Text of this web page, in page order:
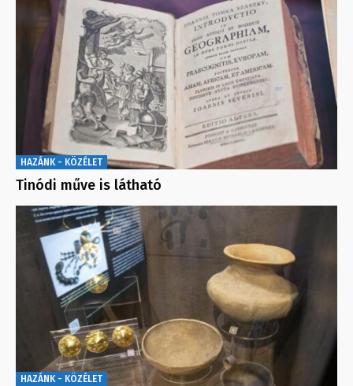
HAZÁNK - KÖZÉLET
Tinódi műve is látható
HAZÁNK - KÖZÉLET